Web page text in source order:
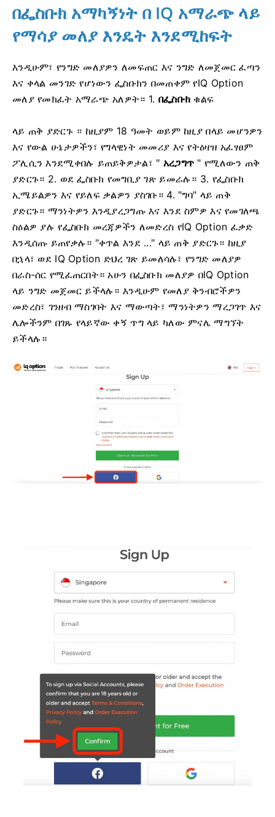
በፌስቡክ አማካኝነት በ IQ አማራጭ ላይ
የማሳያ መለያ እንዴት እንደሚከፍት
እንዲሁም፣ የንግድ መለያዎን ለመፍጠር እና ንግድ ለመጀመር ፈጣን
እና ቀላል መንገድ የሆነውን ፌስቡክን በመጠቀም የIQ Option
መለያ የመክፈት አማራጭ አለዎት። 1. በፌስቡክ ቁልፍ
ላይ ጠቅ ያድርጉ ። ከዚያም 18 ዓመት ወይም ከዚያ በላይ መሆንዎን
እና የውል ሁኔታዎችን፣ የግላዊነት መመሪያ እና የትዕዛዝ አፈፃፀም
ፖሊሲን እንደሚቀበሉ ይጠይቅዎታል፣ " አረጋግጥ " የሚለውን ጠቅ
ያድርጉ። 2. ወደ ፌስቡክ የመግቢያ ገጽ ይመራሉ። 3. የፌስቡክ
ኢሜይልዎን እና የይለፍ ቃልዎን ያስገቡ። 4. "ግባ" ላይ ጠቅ
ያድርጉ። ማንነትዎን እንዲያረጋግጡ እና እንደ ስምዎ እና የመገለጫ
ስዕልዎ ያሉ የፌስቡክ መረጃዎችን ለመድረስ የIQ Option ፈቃድ
እንዲሰጡ ይጠየቃሉ። "ቀጥል እንደ ..." ላይ ጠቅ ያድርጉ። ከዚያ
በኋላ፣ ወደ IQ Option ድህረ ገጽ ይመለሳሉ፣ የንግድ መለያዎ
በራስ-ሰር የሚፈጠርበት።አሁን በፌስቡክ መለያዎ በIQ Option
ላይ ንግድ መጀመር ይችላሉ። እንዲሁም የመለያ ቅንብሮችዎን
መድረስ፣ ገንዘብ ማስገባት እና ማውጣት፣ ማንነትዎን ማረጋገጥ እና
ሌሎችንም በገጹ የላይኛው ቀኝ ጥግ ላይ ካለው ምናሌ ማግኘት
ይችላሉ።